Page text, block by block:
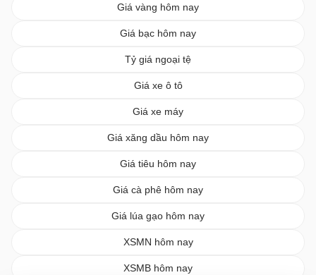
Giá vàng hôm nay
Giá bạc hôm nay
Tỷ giá ngoại tệ
Giá xe ô tô
Giá xe máy
Giá xăng dầu hôm nay
Giá tiêu hôm nay
Giá cà phê hôm nay
Giá lúa gạo hôm nay
XSMN hôm nay
XSMB hôm nay